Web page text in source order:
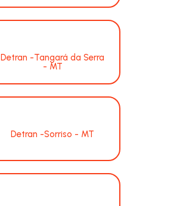
Detran -Tangará da Serra
- MT
Detran -Sorriso - MT